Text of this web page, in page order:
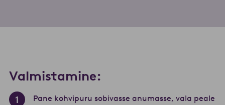
Valmistamine:
Pane kohvipuru sobivasse anumasse, vala peale